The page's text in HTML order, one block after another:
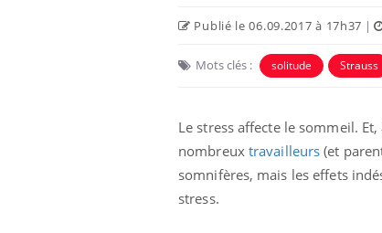
Publié le 06.09.2017 à 17h37 |
Mots clés : solitude Strauss
Le stress affecte le sommeil.
nombreux travailleurs (et
somnifères, mais les effets
stress.